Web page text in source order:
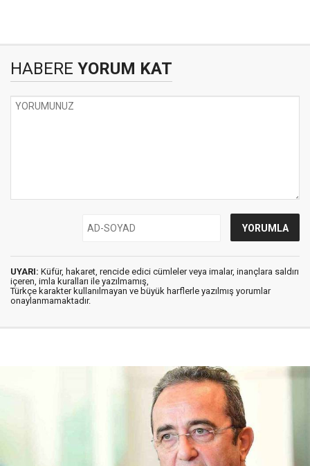
HABERE YORUM KAT
UYARI: Küfür, hakaret, rencide edici cümleler veya imalar, inançlara saldırı
içeren, imla kuralları ile yazılmamış,
Türkçe karakter kullanılmayan ve büyük harflerle yazılmış yorumlar
onaylanmamaktadır.